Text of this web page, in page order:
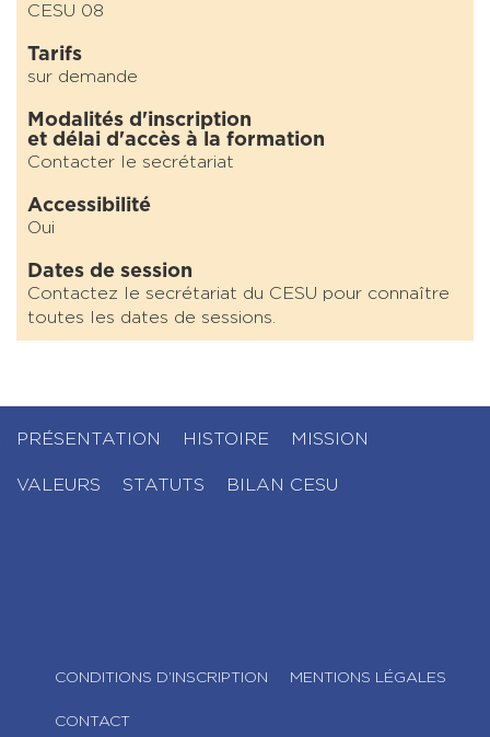
CESU 08
Tarifs
sur demande
Modalités d'inscription
et délai d'accès à la formation
Contacter le secrétariat
Accessibilité
Oui
Dates de session
Contactez le secrétariat du CESU pour connaître
toutes les dates de sessions.
PRÉSENTATION HISTOIRE MISSION
VALEURS STATUTS BILAN CESU
CONDITIONS D’INSCRIPTION MENTIONS LÉGALES
CONTACT